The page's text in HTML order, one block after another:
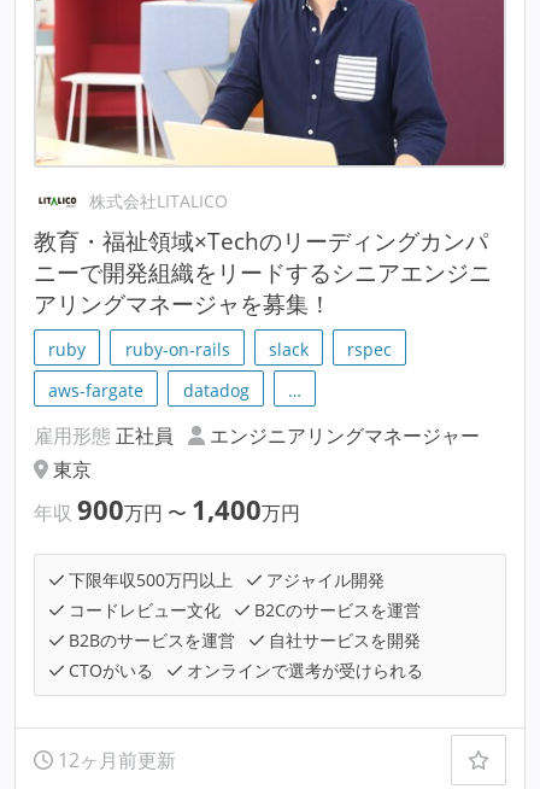
株式会社LITALICO
教育・福祉領域×Techのリーディングカンパ
ニーで開発組織をリードするシニアエンジニ
アリングマネージャを募集！
ruby ruby-on-rails slack
rspec
aws-fargate
datadog …
雇用形態 正社員
エンジニアリングマネージャー
東京
年収 900万円 〜 1,400万円
下限年収500万円以上
アジャイル開発
コードレビュー文化
B2Cのサービスを運営
B2Bのサービスを運営
自社サービスを開発
CTOがいる
オンラインで選考が受けられる
12ヶ月前更新